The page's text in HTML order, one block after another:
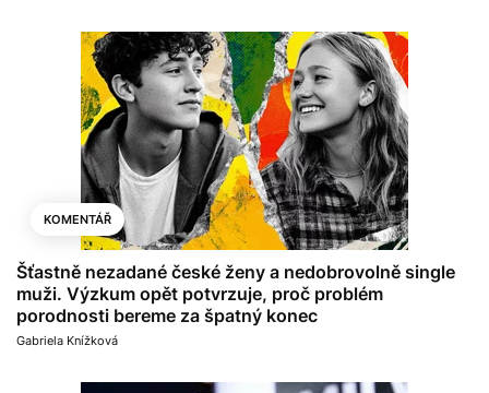
KOMENTÁŘ
Šťastně nezadané české ženy a nedobrovolně single
muži. Výzkum opět potvrzuje, proč problém
porodnosti bereme za špatný konec
Gabriela Knížková